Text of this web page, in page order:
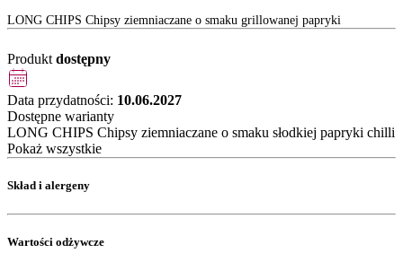
LONG CHIPS Chipsy ziemniaczane o smaku grillowanej papryki
Produkt dostępny
Data przydatności: 10.06.2027
Dostępne warianty
LONG CHIPS Chipsy ziemniaczane o smaku słodkiej papryki chilli
Pokaż wszystkie
Skład i alergeny
Wartości odżywcze